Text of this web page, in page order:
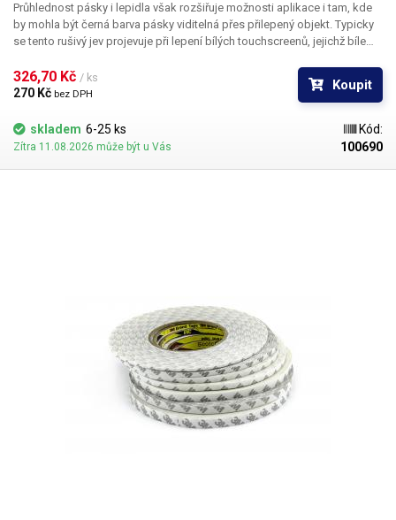
Průhlednost pásky i lepidla však rozšiřuje možnosti aplikace i tam, kde
by mohla být černá barva pásky viditelná přes přilepený objekt. Typicky
se tento rušivý jev projevuje při lepení bílých touchscreenů, jejichž bíle
pásky působí rušivě. Délka pásky je 50m.
326,70 Kč / ks
270 Kč bez DPH
Koupit
skladem 6-25 ks
Zítra 11.08.2026 může být u Vás
Kód:
100690